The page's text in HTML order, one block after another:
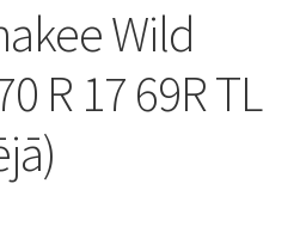
Wild
R 17 69R TL